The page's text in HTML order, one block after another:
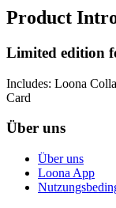
Product
Limited edition
Includes: Loona
Card
Über uns
Über uns
Loona App